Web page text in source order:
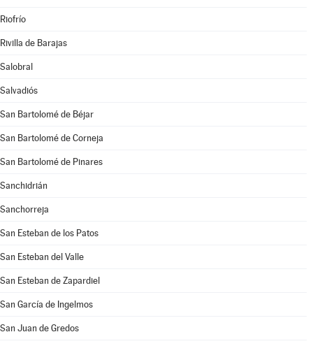
Riofrío
Rivilla de Barajas
Salobral
Salvadiós
San Bartolomé de Béjar
San Bartolomé de Corneja
San Bartolomé de Pinares
Sanchidrián
Sanchorreja
San Esteban de los Patos
San Esteban del Valle
San Esteban de Zapardiel
San García de Ingelmos
San Juan de Gredos